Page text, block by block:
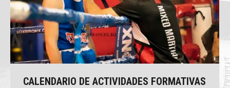
CALENDARIO DE ACTIVIDADES FORMATIVAS